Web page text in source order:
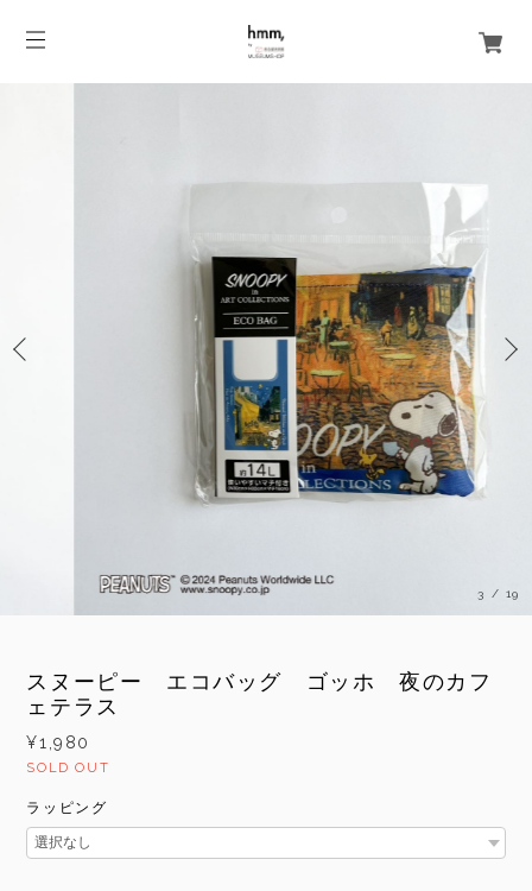
3 / 19
スヌーピー エコバッグ ゴッホ 夜のカフ
ェテラス
¥1,980
SOLD OUT
ラッピング